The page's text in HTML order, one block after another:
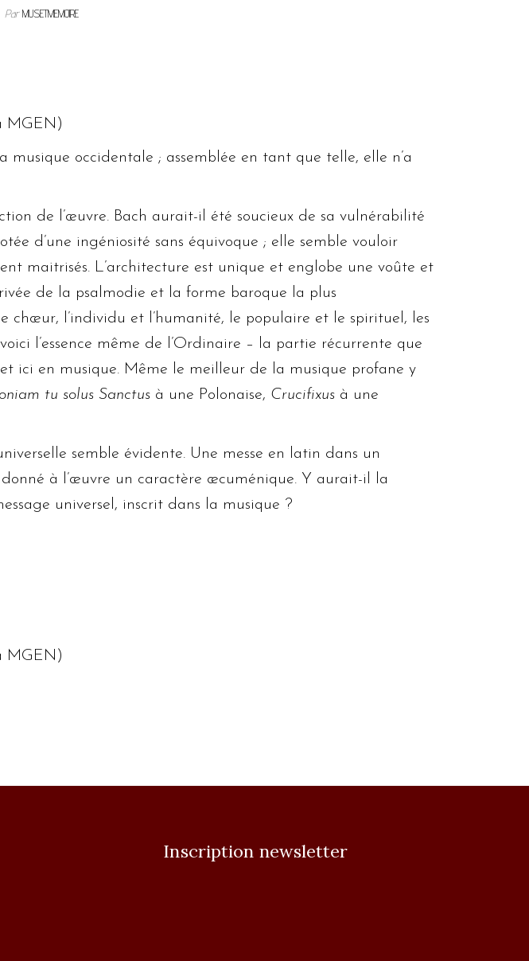
ParMUSETMEMOIRE
MGEN)
occidentale ; assemblée en tant que telle, elle n’a
de l’œuvre. Bach aurait-il été soucieux de sa vulnérabilité
d’une ingéniosité sans équivoque ; elle semble vouloir
maitrisés. L’architecture est unique et englobe une voûte et
de la psalmodie et la forme baroque la plus
chœur, l’individu et l’humanité, le populaire et le spirituel, les
l’essence même de l’Ordinaire – la partie récurrente que
ici en musique. Même le meilleur de la musique profane y
tu solus Sanctus à une Polonaise, Crucifixus à une
semble évidente. Une messe en latin dans un
à l’œuvre un caractère œcuménique. Y aurait-il la
universel, inscrit dans la musique ?
MGEN)
Inscription newsletter